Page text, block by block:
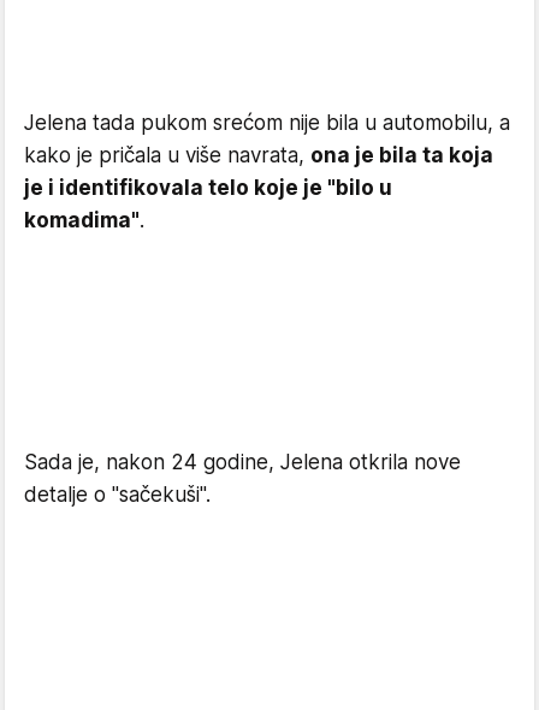
Jelena tada pukom srećom nije bila u automobilu, a
kako je pričala u više navrata, ona je bila ta koja
je i identifikovala telo koje je "bilo u
komadima".
Sada je, nakon 24 godine, Jelena otkrila nove
detalje o "sačekuši".